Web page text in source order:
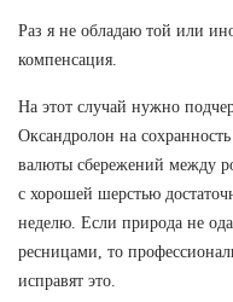
Раз я не обладаю той или
компенсация.
На этот случай нужно
Оксандролон на
валюты сбережений между
с хорошей шерстью
неделю. Если природа не
ресницами, то
исправят это.